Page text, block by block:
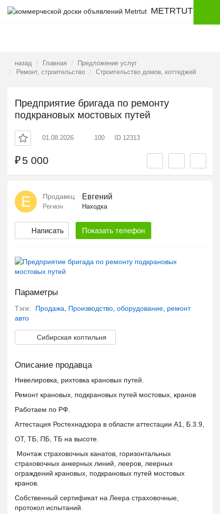
METRTUT
назад Главная
Предложение услуг
Ремонт, строительство
Строительство домов, коттеджей
Предприятие бригада по ремонту
подкрановых мостовых путей
01.08.2026 100 ID 12313
₽5 000
Е Продавец Евгений
Регион Находка
Написать Показать телефон
Параметры
Тэги: Продажа Производство оборудование ремонт
авто
Сибирская коптильня
Описание продавца
Нивелировка, рихтовка крановых путей.
Ремонт крановых, подкрановых путей мостовых, кранов
Работаем по РФ.
Аттестация Ростехнадзора в области аттестации А1, Б.3.9,
ОТ, ТБ, ПБ, ТБ на высоте.
Монтаж страховочных канатов, горизонтальных
страховочных анкерных линий, лееров, леерных
ограждений крановых, подкрановых путей мостовых
кранов.
Собственный сертификат на Леера страховочные,
протокол испытаний.